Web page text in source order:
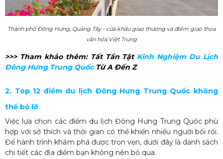
Thành phố Đông Hưng, Quảng Tây - cửa khẩu giao thương và điểm giao thoa
văn hóa Việt Trung
>>> Tham khảo thêm: Tất Tần Tật Kinh Nghiệm Du Lịch
Đông Hưng Trung Quốc​Từ A Đến Z
2. Top 12 điểm du lịch Đông Hưng Trung Quốc không
thể bỏ lỡ
Việc lựa chọn các điểm du lịch Đông Hưng Trung Quốc phù
hợp với sở thích và thời gian có thể khiến nhiều người bối rối.
Để hành trình khám phá được trọn vẹn, dưới đây là danh sách
chi tiết các địa điểm bạn không nên bỏ qua.